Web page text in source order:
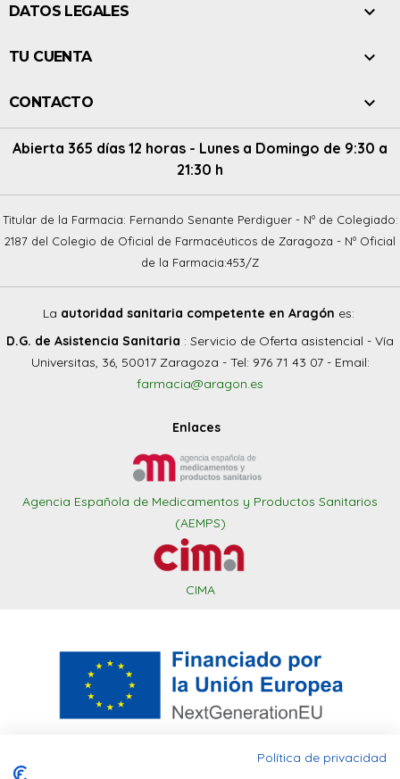
DATOS LEGALES 
TU CUENTA 
CONTACTO 
Abierta 365 días 12 horas - Lunes a Domingo de 9:30 a
21:30 h
Titular de la Farmacia: Fernando Senante Perdiguer - Nº de Colegiado:
2187 del Colegio de Oficial de Farmacéuticos de Zaragoza - Nº Oficial
de la Farmacia:453/Z
La autoridad sanitaria competente en Aragón es:
D.G. de Asistencia Sanitaria : Servicio de Oferta asistencial - Vía
Universitas, 36, 50017 Zaragoza - Tel: 976 71 43 07 - Email:
farmacia@aragon.es
Enlaces
Agencia Española de Medicamentos y Productos Sanitarios
(AEMPS)
CIMA
Política de privacidad